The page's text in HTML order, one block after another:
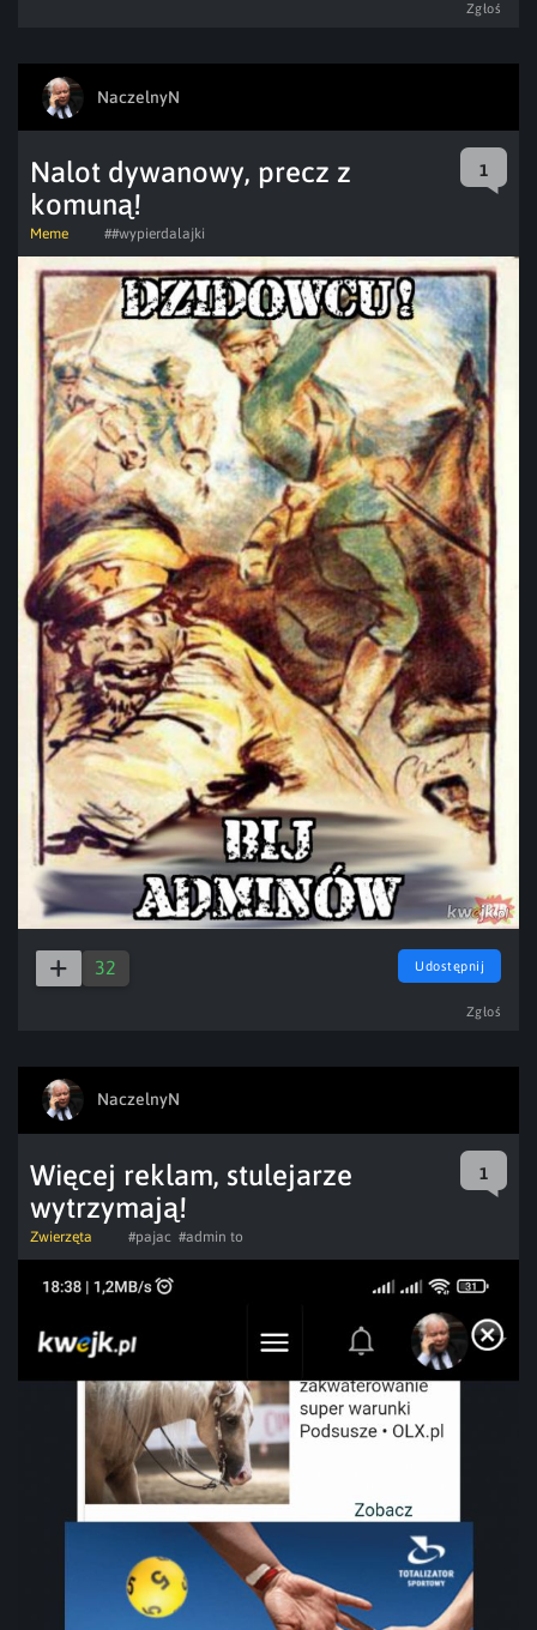
Zgłoś
NaczelnyN
Nalot dywanowy, precz z
komuną!
1
Meme ##wypierdalajki
32 Udostępnij
Zgłoś
NaczelnyN
Więcej reklam, stulejarze
wytrzymają!
1
Zwierzęta #pajac #admin to